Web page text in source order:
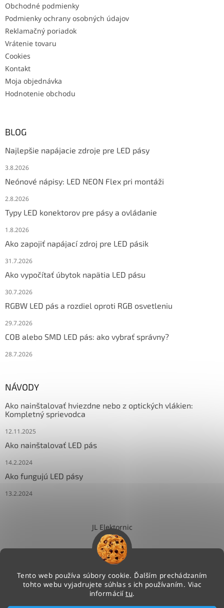
Tento web používa súbory cookie. Ďalším prechádzaním
tohto webu vyjadrujete súhlas s ich používaním. Viac
informácií tu.
Obchodné podmienky
Podmienky ochrany osobných údajov
Reklamačný poriadok
Vrátenie tovaru
Cookies
Kontakt
Moja objednávka
Hodnotenie obchodu
BLOG
Najlepšie napájacie zdroje pre LED pásy
3.8.2026
Neónové nápisy: LED NEON Flex pri montáži
2.8.2026
Typy LED konektorov pre pásy a ovládanie
1.8.2026
Ako zapojiť napájací zdroj pre LED pásik
31.7.2026
Ako vypočítať úbytok napätia LED pásu
30.7.2026
RGBW LED pás a rozdiel oproti RGB osvetleniu
29.7.2026
COB alebo SMD LED pás: ako vybrať správny?
28.7.2026
NÁVODY
Ako nainštalovať hviezdne nebo z optických vlákien:
Kompletný sprievodca
12.11.2025
Ako nainštalovať LED pás
14.2.2024
Ako fungujú LED pásy
13.2.2024
JL Elektornic
Vytvoril Shoptet